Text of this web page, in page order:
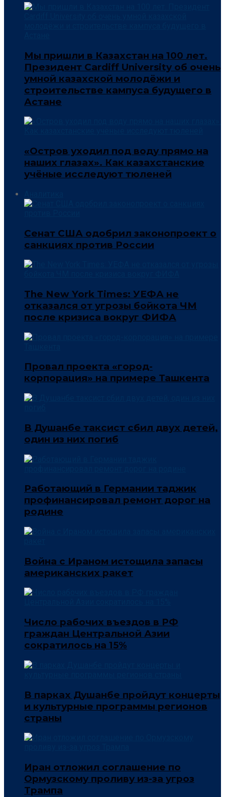
Мы пришли в Казахстан на 100 лет.
Президент Cardiff University об очень
умной казахской молодёжи и
строительстве кампуса будущего в
Астане
«Остров уходил под воду прямо на
наших глазах». Как казахстанские
учёные исследуют тюленей
Сенат США одобрил законопроект о
санкциях против России
The New York Times: УЕФА не
отказался от угрозы бойкота ЧМ
после кризиса вокруг ФИФА
Провал проекта «город-
корпорация» на примере Ташкента
В Душанбе таксист сбил двух детей,
один из них погиб
Работающий в Германии таджик
профинансировал ремонт дорог на
родине
Война с Ираном истощила запасы
американских ракет
Число рабочих въездов в РФ
граждан Центральной Азии
сократилось на 15%
В парках Душанбе пройдут концерты
и культурные программы регионов
страны
Иран отложил соглашение по
Ормузскому проливу из-за угроз
Трампа